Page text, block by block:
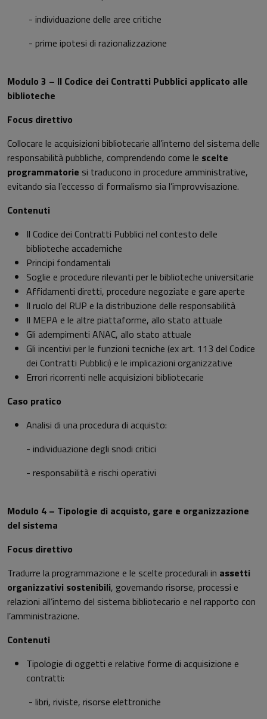
- individuazione delle aree critiche
- prime ipotesi di razionalizzazione
Modulo 3 – Il Codice dei Contratti Pubblici applicato alle
biblioteche
Focus direttivo
Collocare le acquisizioni bibliotecarie all’interno del sistema delle
responsabilità pubbliche, comprendendo come le scelte
programmatorie si traducono in procedure amministrative,
evitando sia l’eccesso di formalismo sia l’improvvisazione.
Contenuti
Il Codice dei Contratti Pubblici nel contesto delle
biblioteche accademiche
Principi fondamentali
Soglie e procedure rilevanti per le biblioteche universitarie
Affidamenti diretti, procedure negoziate e gare aperte
Il ruolo del RUP e la distribuzione delle responsabilità
Il MEPA e le altre piattaforme, allo stato attuale
Gli adempimenti ANAC, allo stato attuale
Gli incentivi per le funzioni tecniche (ex art. 113 del Codice
dei Contratti Pubblici) e le implicazioni organizzative
Errori ricorrenti nelle acquisizioni bibliotecarie
Caso pratico
Analisi di una procedura di acquisto:
- individuazione degli snodi critici
- responsabilità e rischi operativi
Modulo 4 – Tipologie di acquisto, gare e organizzazione
del sistema
Focus direttivo
Tradurre la programmazione e le scelte procedurali in assetti
organizzativi sostenibili, governando risorse, processi e
relazioni all’interno del sistema bibliotecario e nel rapporto con
l’amministrazione.
Contenuti
Tipologie di oggetti e relative forme di acquisizione e
contratti:
- libri, riviste, risorse elettroniche